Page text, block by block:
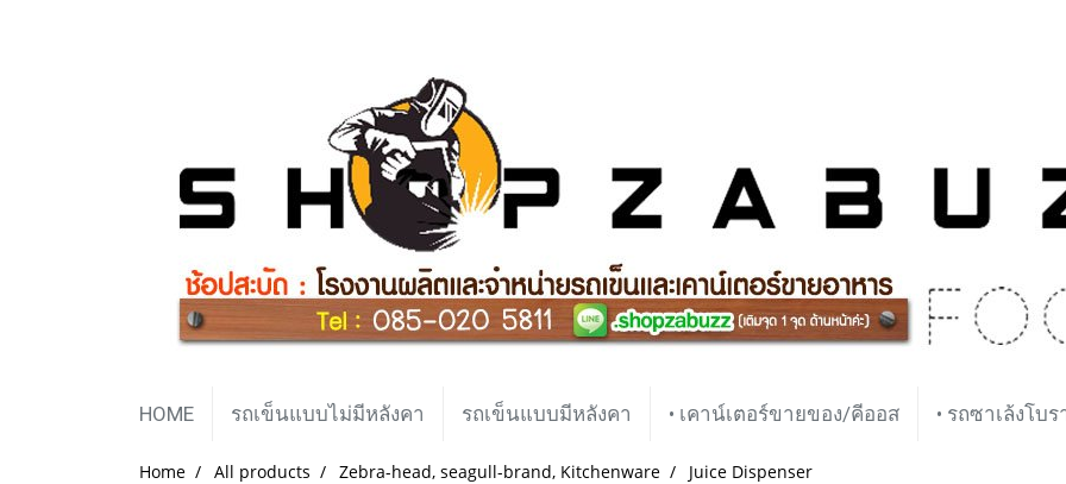
HOME รถเข็นแบบไม่มีหลังคา รถเข็นแบบมีหลังคา • เคาน์เตอร์ขายของ/คีออส • รถซาเล้งโบ
Home All products Zebra-head, seagull-brand, Kitchenware Juice Dispenser